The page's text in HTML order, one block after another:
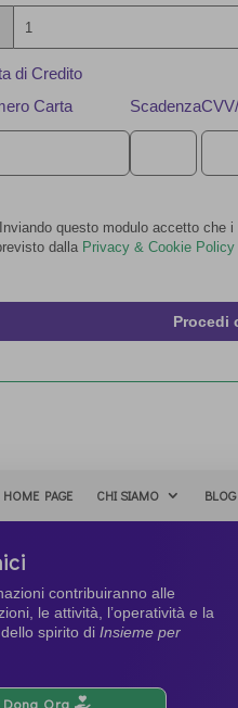
di Credito
Carta
Scadenza
Inviando questo modulo accetto
dalla Privacy & Cookie Policy
Procedi
HOME PAGE CHI SIAMO BLOG
contribuiranno alle
le attività, l’operatività e la
spirito diInsieme per
Dona Ora